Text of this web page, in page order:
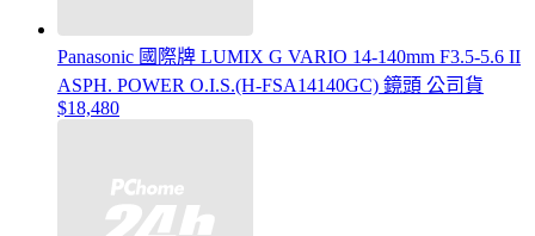
Panasonic 國際牌 LUMIX G VARIO 14-140mm F3.5-5.6 II
ASPH. POWER O.I.S.(H-FSA14140GC) 鏡頭 公司貨
$18,480